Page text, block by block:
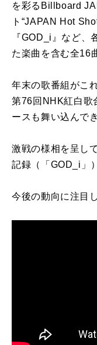
を彩るBillboard
ト“JAPAN Hot
『GOD_i』など、
た楽曲を含む全16
年末の歌番組がこ
第76回NHK紅白歌
ースも舞い込んで
激戦の様相を呈し
記録（「GOD_i」
今後の動向に注目